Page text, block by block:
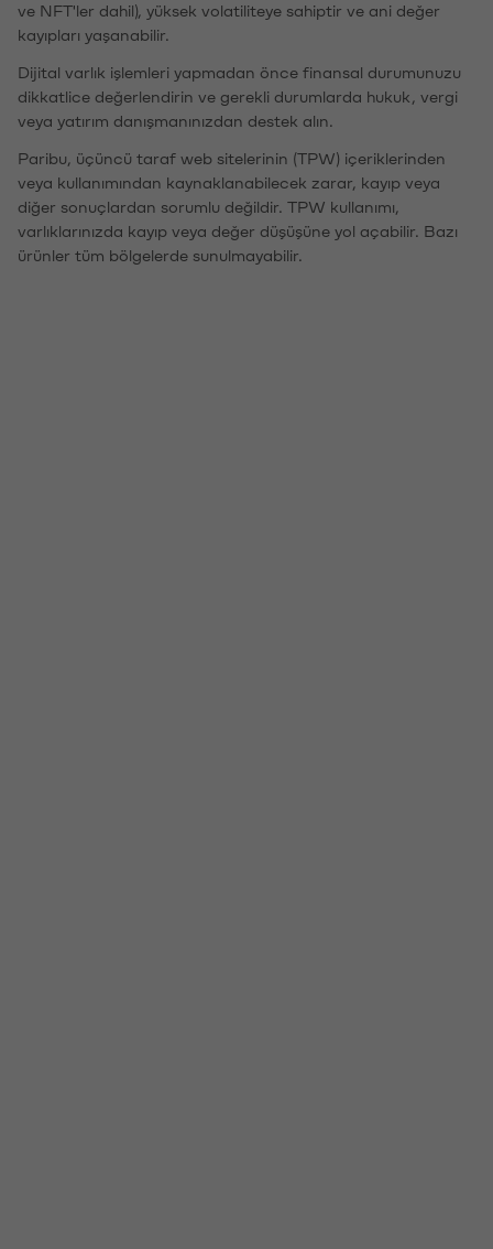
ve NFT'ler dahil), yüksek volatiliteye sahiptir ve ani değer
kayıpları yaşanabilir.
Dijital varlık işlemleri yapmadan önce finansal durumunuzu
dikkatlice değerlendirin ve gerekli durumlarda hukuk, vergi
veya yatırım danışmanınızdan destek alın.
Paribu, üçüncü taraf web sitelerinin (TPW) içeriklerinden
veya kullanımından kaynaklanabilecek zarar, kayıp veya
diğer sonuçlardan sorumlu değildir. TPW kullanımı,
varlıklarınızda kayıp veya değer düşüşüne yol açabilir. Bazı
ürünler tüm bölgelerde sunulmayabilir.